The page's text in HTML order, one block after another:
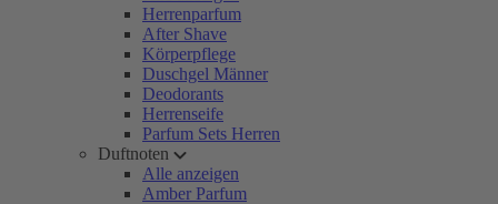
Herrenparfum
After Shave
Körperpflege
Duschgel Männer
Deodorants
Herrenseife
Parfum Sets Herren
Duftnoten
Alle anzeigen
Amber Parfum